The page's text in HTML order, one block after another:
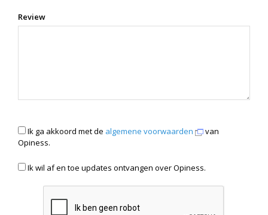
Review
Ik ga akkoord met de algemene voorwaarden
van
Opiness.
Ik wil af en toe updates ontvangen over Opiness.